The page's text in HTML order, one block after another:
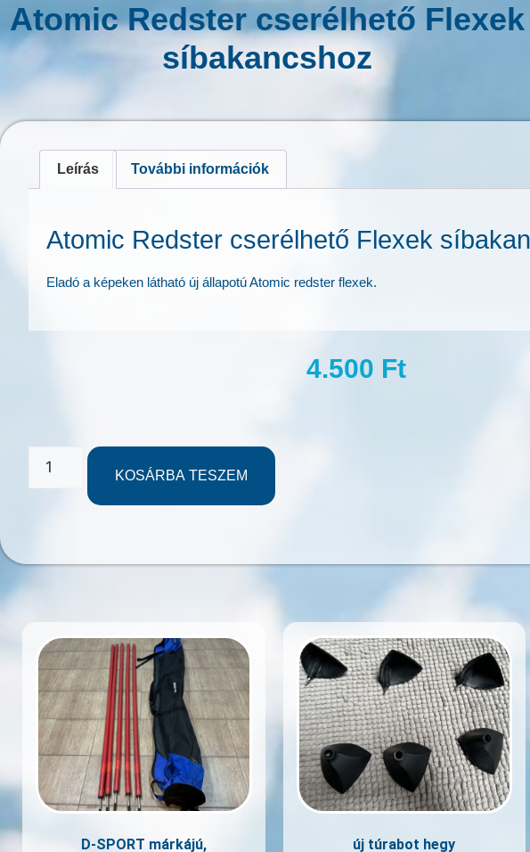
Atomic Redster cserélhető Flexek
síbakancshoz
Leírás További információk
Atomic Redster cserélhető Flexek
Eladó a képeken látható új állapotú Atomic redster flexek.
4.500 Ft
KOSÁRBA TESZEM
D-SPORT márkájú,
új túrabot hegy